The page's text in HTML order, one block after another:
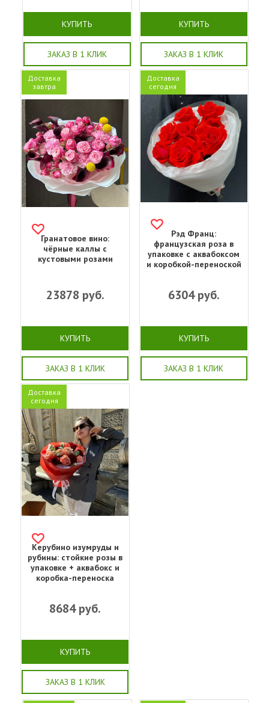
КУПИТЬ
ЗАКАЗ В 1 КЛИК
КУПИТЬ
ЗАКАЗ В 1 КЛИК
Доставка
завтра
Гранатовое вино:
чёрные каллы с
кустовыми розами
23878 руб.
КУПИТЬ
ЗАКАЗ В 1 КЛИК
Доставка
сегодня
Рэд Франц:
французская роза в
упаковке с аквабоксом
и коробкой-переноской
6304руб.
КУПИТЬ
ЗАКАЗ В 1 КЛИК
Доставка
сегодня
Керубино изумруды и
рубины: стойкие розы в
упаковке + аквабокс и
коробка-переноска
8684руб.
КУПИТЬ
ЗАКАЗ В 1 КЛИК